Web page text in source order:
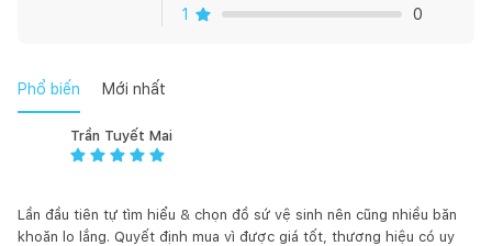
1
0
Phổ biến Mới nhất
Trần Tuyết Mai
Lần đầu tiên tự tìm hiểu & chọn đồ sứ vệ sinh nên cũng nhiều băn
khoăn lo lắng. Quyết định mua vì được giá tốt, thương hiệu có uy